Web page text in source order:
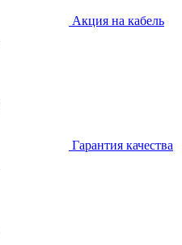
Акция на кабель
Гарантия качества